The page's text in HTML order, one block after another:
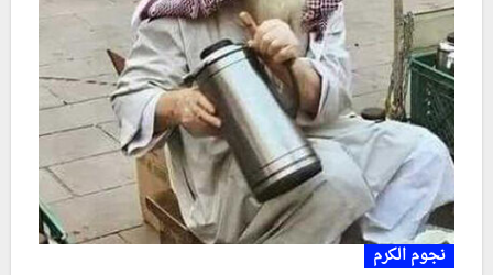
نجوم الكرم